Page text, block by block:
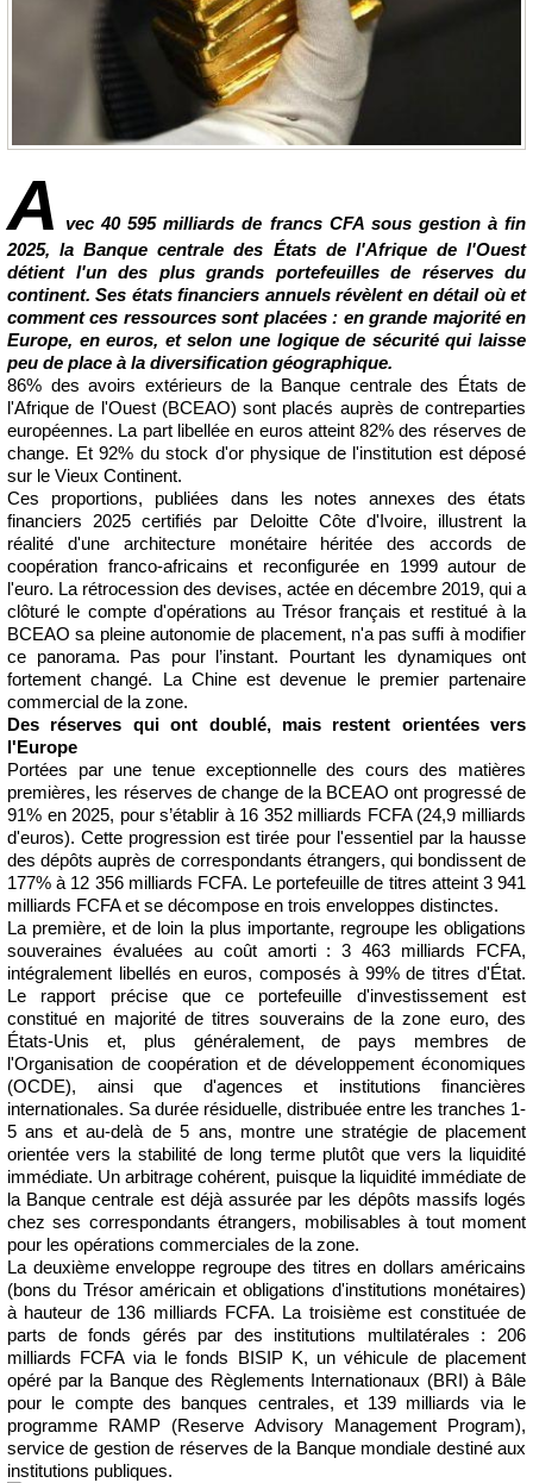
A vec 40 595 milliards de francs CFA sous gestion à fin
2025, la Banque centrale des États de l'Afrique de l'Ouest
détient l'un des plus grands portefeuilles de réserves du
continent. Ses états financiers annuels révèlent en détail où et
comment ces ressources sont placées : en grande majorité en
Europe, en euros, et selon une logique de sécurité qui laisse
peu de place à la diversification géographique.
86% des avoirs extérieurs de la Banque centrale des États de
l'Afrique de l'Ouest (BCEAO) sont placés auprès de contreparties
européennes. La part libellée en euros atteint 82% des réserves de
change. Et 92% du stock d'or physique de l'institution est déposé
sur le Vieux Continent.
Ces proportions, publiées dans les notes annexes des états
financiers 2025 certifiés par Deloitte Côte d'Ivoire, illustrent la
réalité d'une architecture monétaire héritée des accords de
coopération franco-africains et reconfigurée en 1999 autour de
l'euro. La rétrocession des devises, actée en décembre 2019, qui a
clôturé le compte d'opérations au Trésor français et restitué à la
BCEAO sa pleine autonomie de placement, n'a pas suffi à modifier
ce panorama. Pas pour l’instant. Pourtant les dynamiques ont
fortement changé. La Chine est devenue le premier partenaire
commercial de la zone.
Des réserves qui ont doublé, mais restent orientées vers
l'Europe
Portées par une tenue exceptionnelle des cours des matières
premières, les réserves de change de la BCEAO ont progressé de
91% en 2025, pour s’établir à 16 352 milliards FCFA (24,9 milliards
d'euros). Cette progression est tirée pour l'essentiel par la hausse
des dépôts auprès de correspondants étrangers, qui bondissent de
177% à 12 356 milliards FCFA. Le portefeuille de titres atteint 3 941
milliards FCFA et se décompose en trois enveloppes distinctes.
La première, et de loin la plus importante, regroupe les obligations
souveraines évaluées au coût amorti : 3 463 milliards FCFA,
intégralement libellés en euros, composés à 99% de titres d'État.
Le rapport précise que ce portefeuille d'investissement est
constitué en majorité de titres souverains de la zone euro, des
États-Unis et, plus généralement, de pays membres de
l'Organisation de coopération et de développement économiques
(OCDE), ainsi que d'agences et institutions financières
internationales. Sa durée résiduelle, distribuée entre les tranches 1-
5 ans et au-delà de 5 ans, montre une stratégie de placement
orientée vers la stabilité de long terme plutôt que vers la liquidité
immédiate. Un arbitrage cohérent, puisque la liquidité immédiate de
la Banque centrale est déjà assurée par les dépôts massifs logés
chez ses correspondants étrangers, mobilisables à tout moment
pour les opérations commerciales de la zone.
La deuxième enveloppe regroupe des titres en dollars américains
(bons du Trésor américain et obligations d'institutions monétaires)
à hauteur de 136 milliards FCFA. La troisième est constituée de
parts de fonds gérés par des institutions multilatérales : 206
milliards FCFA via le fonds BISIP K, un véhicule de placement
opéré par la Banque des Règlements Internationaux (BRI) à Bâle
pour le compte des banques centrales, et 139 milliards via le
programme RAMP (Reserve Advisory Management Program),
service de gestion de réserves de la Banque mondiale destiné aux
institutions publiques.